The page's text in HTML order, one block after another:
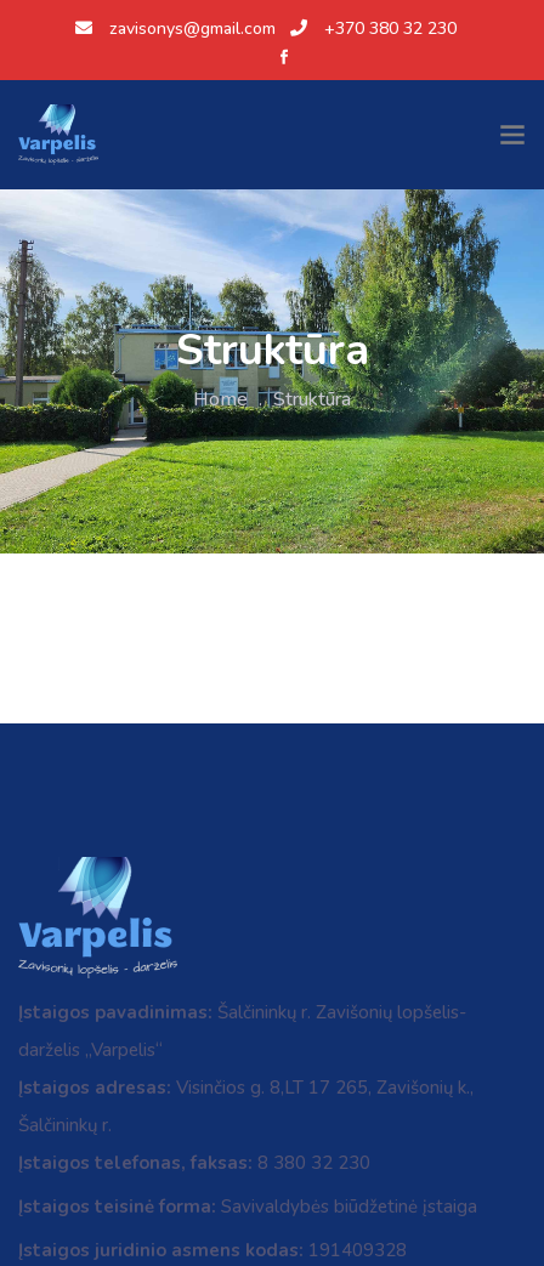
zavisonys@gmail.com +370 380 32 230
Struktūra
Home . Struktūra
Įstaigos pavadinimas: Šalčininkų r. Zavišonių lopšelis-
darželis „Varpelis“
Įstaigos adresas: Visinčios g. 8,LT 17 265, Zavišonių k.,
Šalčininkų r.
Įstaigos telefonas, faksas: 8 380 32 230
Įstaigos teisinė forma: Savivaldybės biūdžetinė įstaiga
Įstaigos juridinio asmens kodas: 191409328